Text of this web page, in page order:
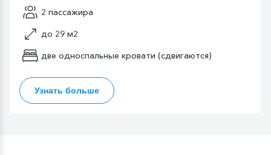
2 пассажира
до 29 м2
две односпальные кровати (сдвигаются)
Узнать больше